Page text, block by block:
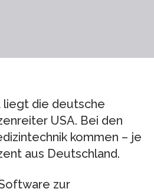
liegt die deutsche
USA. Bei den
kommen – je
aus Deutschland.
zur